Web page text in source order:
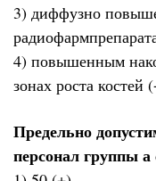
3) диффузно
4) повышенным
зонах роста костей
Предельно
персонал группы а